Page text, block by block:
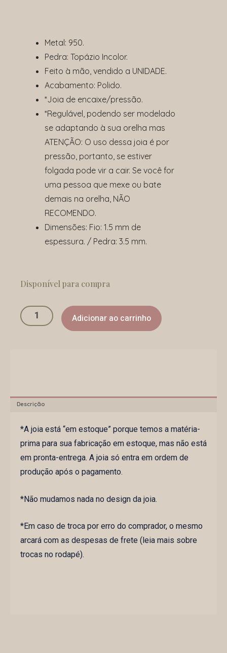
Metal: 950.
Pedra: Topázio Incolor.
Feito à mão, vendido a UNIDADE.
Acabamento: Polido.
*Joia de encaixe/pressão.
*Regulável, podendo ser modelado
se adaptando à sua orelha mas
ATENÇÃO: O uso dessa joia é por
pressão, portanto, se estiver
folgada pode vir a cair. Se você for
uma pessoa que mexe ou bate
demais na orelha, NÃO
RECOMENDO.
Dimensões: Fio: 1.5 mm de
espessura. / Pedra: 3.5 mm.
Disponível para compra
Brisa
quantidade
Adicionar ao carrinho
Descrição
*A joia está “em estoque” porque temos a matéria-
prima para sua fabricação em estoque, mas não está
em pronta-entrega. A joia só entra em ordem de
produção após o pagamento.
*Não mudamos nada no design da joia.
*Em caso de troca por erro do comprador, o mesmo
arcará com as despesas de frete (leia mais sobre
trocas no rodapé).